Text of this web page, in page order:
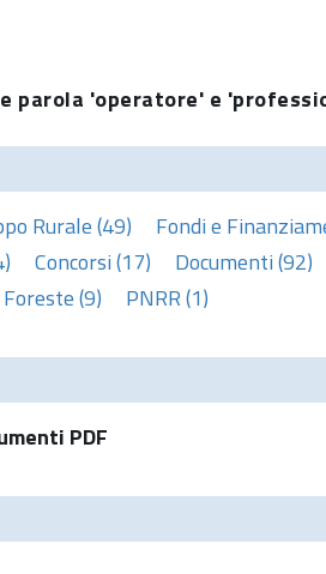
parola 'operatore' e
Rurale (49) Fondi e
Concorsi (17) Documenti (92)
Foreste (9) PNRR (1)
PDF